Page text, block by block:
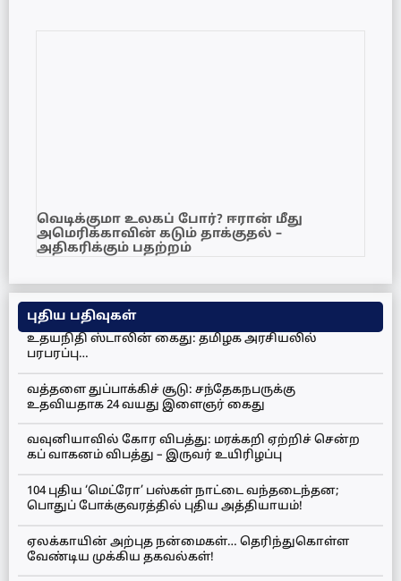
வெடிக்குமா உலகப் போர்? ஈரான் மீது
அமெரிக்காவின் கடும் தாக்குதல் –
அதிகரிக்கும் பதற்றம்
புதிய பதிவுகள்
உதயநிதி ஸ்டாலின் கைது: தமிழக அரசியலில்
பரபரப்பு…
வத்தளை துப்பாக்கிச் சூடு: சந்தேகநபருக்கு
உதவியதாக 24 வயது இளைஞர் கைது
வவுனியாவில் கோர விபத்து: மரக்கறி ஏற்றிச் சென்ற
கப் வாகனம் விபத்து – இருவர் உயிரிழப்பு
104 புதிய ‘மெட்ரோ’ பஸ்கள் நாட்டை வந்தடைந்தன;
பொதுப் போக்குவரத்தில் புதிய அத்தியாயம்!
ஏலக்காயின் அற்புத நன்மைகள்… தெரிந்துகொள்ள
வேண்டிய முக்கிய தகவல்கள்!